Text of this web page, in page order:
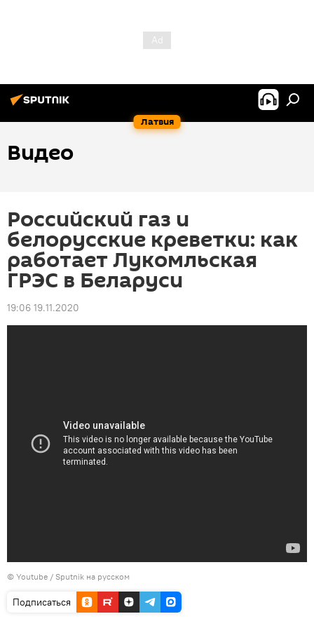
Латвия
Видео
Российский газ и
белорусские креветки: как
работает Лукомльская
ГРЭС в Беларуси
19:06 19.11.2020
© Youtube / Sputnik на русском
Подписаться